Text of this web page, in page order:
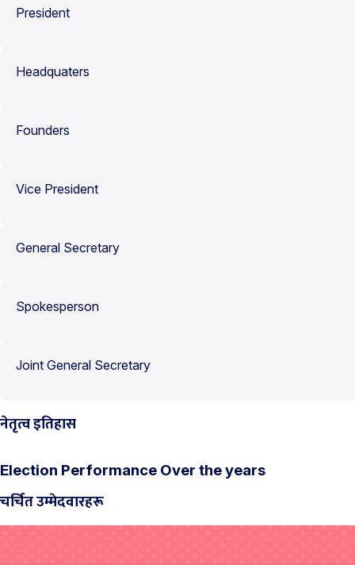
President
Headquaters
Founders
Vice President
General Secretary
Spokesperson
Joint General Secretary
नेतृत्व इतिहास
Election Performance Over the years
चर्चित उम्मेदवारहरू